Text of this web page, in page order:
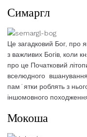
Симаргл
Це загадковий Бог, про
з важливих Богів, коли
про це Початковий
вселюдного
пам´ятки роблять з
іншомовного
Мокоша